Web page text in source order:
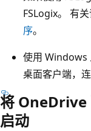
FSLogix。 有
序。
使用 Windows
桌面客户端，
将 OneDrive
启动